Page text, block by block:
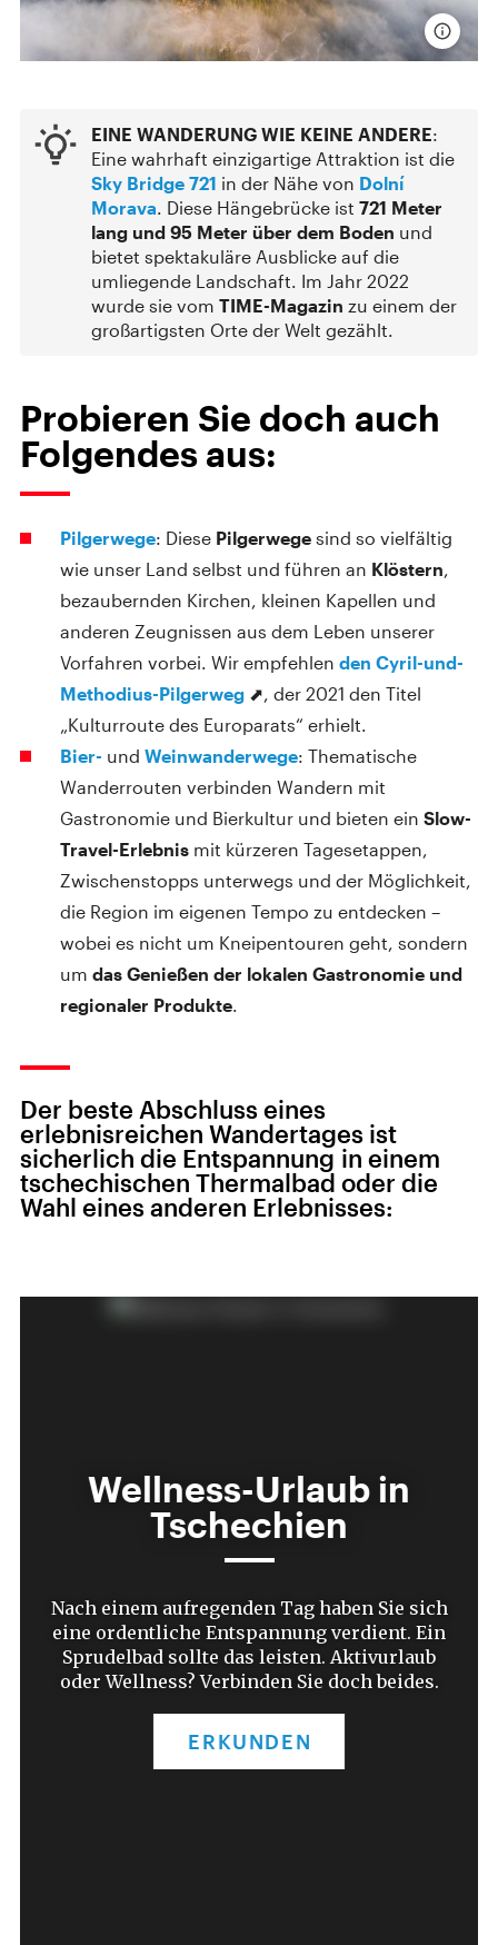
EINE WANDERUNG WIE KEINE ANDERE:
Eine wahrhaft einzigartige Attraktion ist die
Sky Bridge 721 in der Nähe von Dolní
Morava. Diese Hängebrücke ist 721 Meter
lang und 95 Meter über dem Boden und
bietet spektakuläre Ausblicke auf die
umliegende Landschaft. Im Jahr 2022
wurde sie vom TIME-Magazin zu einem der
großartigsten Orte der Welt gezählt.
Probieren Sie doch auch
Folgendes aus:
Pilgerwege: Diese Pilgerwege sind so vielfältig
wie unser Land selbst und führen an Klöstern,
bezaubernden Kirchen, kleinen Kapellen und
anderen Zeugnissen aus dem Leben unserer
Vorfahren vorbei. Wir empfehlen den Cyril-und-
Methodius-Pilgerweg ⬈, der 2021 den Titel
„Kulturroute des Europarats“ erhielt.
Bier- und Weinwanderwege: Thematische
Wanderrouten verbinden Wandern mit
Gastronomie und Bierkultur und bieten ein Slow-
Travel-Erlebnis mit kürzeren Tagesetappen,
Zwischenstopps unterwegs und der Möglichkeit,
die Region im eigenen Tempo zu entdecken –
wobei es nicht um Kneipentouren geht, sondern
um das Genießen der lokalen Gastronomie und
regionaler Produkte.
Der beste Abschluss eines
erlebnisreichen Wandertages ist
sicherlich die Entspannung in einem
tschechischen Thermalbad oder die
Wahl eines anderen Erlebnisses:
Willkommen in Tschechien! In einem Land,
dessen Kurwesen zu den fortschrittlichsten
der Welt zählt. Es vereint Hunderte
dreihundertjährige Tradition und moderne
medizinische Verfahren. Damit ist
Tschechien eines der weltweit besten
Reiseziele für Behandlung, Regeneration und
ihrer Einzigartigkeit auf der UNESCO-Liste.